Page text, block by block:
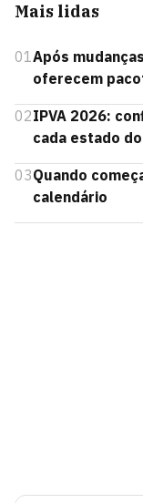
Mais lidas
01Após
oferecem
02IPVA 2026:
cada estado
03Quando
calendário